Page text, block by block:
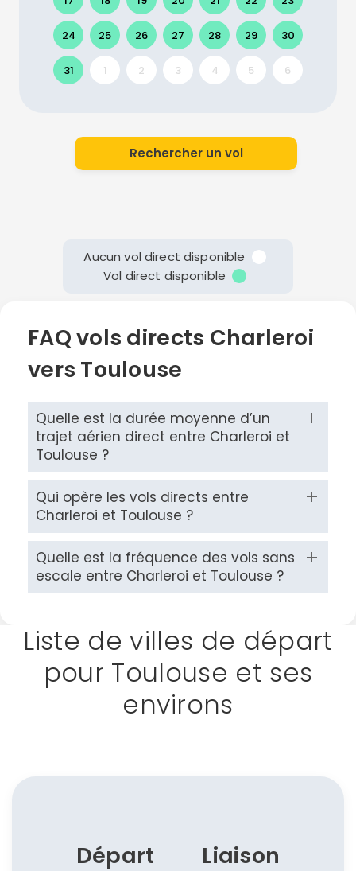
24 25 26 27 28 29 30
31 1 2 3 4 5 6
Rechercher un vol
Aucun vol direct disponible
Vol direct disponible
FAQ vols directs Charleroi
vers Toulouse
Quelle est la durée moyenne d’un
trajet aérien direct entre Charleroi et
Toulouse ?
Qui opère les vols directs entre
Charleroi et Toulouse ?
Quelle est la fréquence des vols sans
escale entre Charleroi et Toulouse ?
Liste de villes de départ
pour Toulouse et ses
environs
Départ Liaison